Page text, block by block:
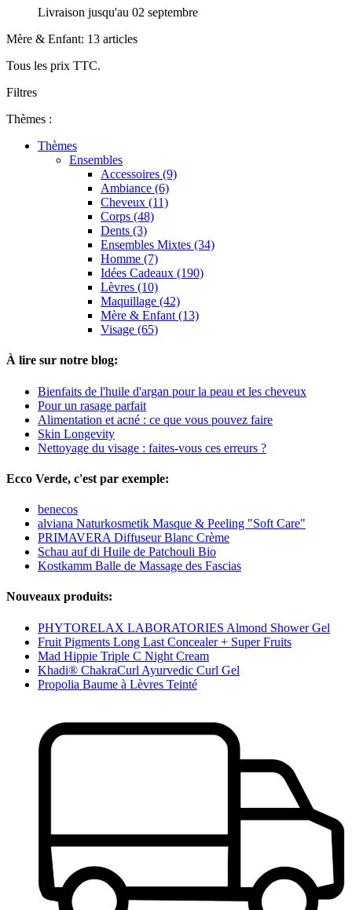
Livraison jusqu'au 02 septembre
Mère & Enfant: 13 articles
Tous les prix TTC.
Filtres
Thèmes :
Thèmes
Ensembles
Accessoires (9)
Ambiance (6)
Cheveux (11)
Corps (48)
Dents (3)
Ensembles Mixtes (34)
Homme (7)
Idées Cadeaux (190)
Lèvres (10)
Maquillage (42)
Mère & Enfant (13)
Visage (65)
À lire sur notre blog:
Bienfaits de l'huile d'argan pour la peau et les cheveux
Pour un rasage parfait
Alimentation et acné : ce que vous pouvez faire
Skin Longevity
Nettoyage du visage : faites-vous ces erreurs ?
Ecco Verde, c'est par exemple:
benecos
alviana Naturkosmetik Masque & Peeling "Soft Care"
PRIMAVERA Diffuseur Blanc Crème
Schau auf di Huile de Patchouli Bio
Kostkamm Balle de Massage des Fascias
Nouveaux produits:
PHYTORELAX LABORATORIES Almond Shower Gel
Fruit Pigments Long Last Concealer + Super Fruits
Mad Hippie Triple C Night Cream
Khadi® ChakraCurl Ayurvedic Curl Gel
Propolia Baume à Lèvres Teinté